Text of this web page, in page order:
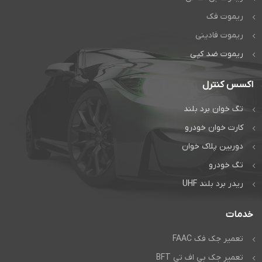
ریموت فک
ریموت فادینی
ریموت ضد کپی
اکسس کنترل
تگ خوان برد بلند
کارت خوان خودرو
دوربین پلاک خوان
تگ خودرو
ریدر برد بلند UHF
خدمات
تعمیر جک فک FAAC
تعمیر جک بی اف تی BFT